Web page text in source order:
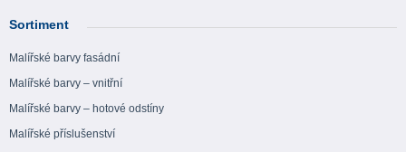
Sortiment
Malířské barvy fasádní
Malířské barvy – vnitřní
Malířské barvy – hotové odstíny
Malířské příslušenství